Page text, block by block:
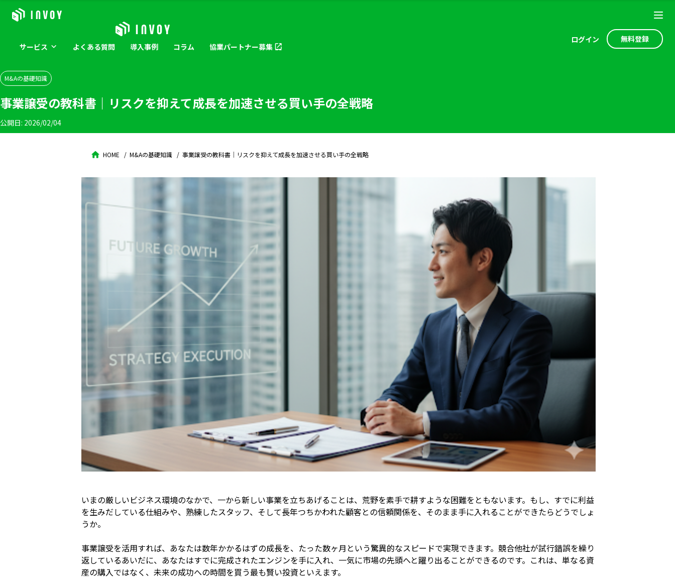
サービス よくある質問 導入事例 コラム 協業パートナー募集
ログイン 無料登録
M&Aの基礎知識
事業譲受の教科書｜リスクを抑えて成長を加速させる買い手の全戦略
公開日: 2026/02/04
HOME M&Aの基礎知識 事業譲受の教科書｜リスクを抑えて成長を加速させる買い手の全戦略
いまの厳しいビジネス環境のなかで、一から新しい事業を立ちあげることは、荒野を素手で耕すような困難をともないます。もし、すでに利益
を生みだしている仕組みや、熟練したスタッフ、そして長年つちかわれた顧客との信頼関係を、そのまま手に入れることができたらどうでしょ
うか。
事業譲受を活用すれば、あなたは数年かかるはずの成長を、たった数ヶ月という驚異的なスピードで実現できます。競合他社が試行錯誤を繰り
返しているあいだに、あなたはすでに完成されたエンジンを手に入れ、一気に市場の先頭へと躍り出ることができるのです。これは、単なる資
産の購入ではなく、未来の成功への時間を買う最も賢い投資といえます。